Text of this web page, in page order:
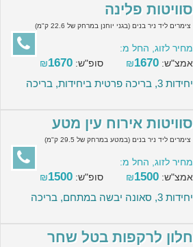
סוויטות פלינה
צימרים ליד ניר בנים (בגני יוחנן במרחק של 22.6 ק"מ)
מחיר לזוג, החל מ:
אמצ"ש:
₪1670 סופ"ש: ₪1670
יחידות 3, בריכה פרטית ביחידות, בריכה
סוויטות אירוח עין מטע
צימרים ליד ניר בנים (במטע במרחק של 29.5 ק"מ)
מחיר לזוג, החל מ:
אמצ"ש:
₪1500 סופ"ש: ₪1500
יחידות 3, סאונה יבשה במתחם, בריכה
חלון לרקפות בטל שחר